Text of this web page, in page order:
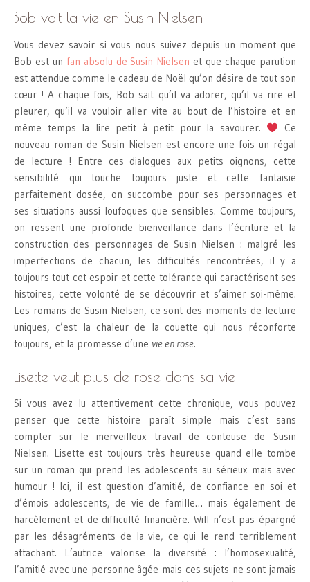
Bob voit la vie en Susin Nielsen
Vous devez savoir si vous nous suivez depuis un moment que
Bob est un fan absolu de Susin Nielsen et que chaque parution
est attendue comme le cadeau de Noël qu’on désire de tout son
cœur ! A chaque fois, Bob sait qu’il va adorer, qu’il va rire et
pleurer, qu’il va vouloir aller vite au bout de l’histoire et en
même temps la lire petit à petit pour la savourer.
Ce
nouveau roman de Susin Nielsen est encore une fois un régal
de lecture ! Entre ces dialogues aux petits oignons, cette
sensibilité qui touche toujours juste et cette fantaisie
parfaitement dosée, on succombe pour ses personnages et
ses situations aussi loufoques que sensibles. Comme toujours,
on ressent une profonde bienveillance dans l’écriture et la
construction des personnages de Susin Nielsen : malgré les
imperfections de chacun, les difficultés rencontrées, il y a
toujours tout cet espoir et cette tolérance qui caractérisent ses
histoires, cette volonté de se découvrir et s’aimer soi-même.
Les romans de Susin Nielsen, ce sont des moments de lecture
uniques, c’est la chaleur de la couette qui nous réconforte
toujours, et la promesse d’une vie en rose.
Lisette veut plus de rose dans sa vie
Si vous avez lu attentivement cette chronique, vous pouvez
penser que cette histoire paraît simple mais c’est sans
compter sur le merveilleux travail de conteuse de Susin
Nielsen. Lisette est toujours très heureuse quand elle tombe
sur un roman qui prend les adolescents au sérieux mais avec
humour ! Ici, il est question d’amitié, de confiance en soi et
d’émois adolescents, de vie de famille… mais également de
harcèlement et de difficulté financière. Will n’est pas épargné
par les désagréments de la vie, ce qui le rend terriblement
attachant. L’autrice valorise la diversité : l’homosexualité,
l’amitié avec une personne âgée mais ces sujets ne sont jamais